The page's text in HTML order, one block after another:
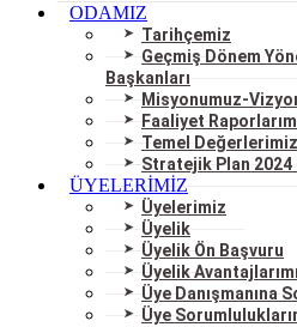
ODAMIZ
Tarihçemiz
Geçmiş Dönem
Başkanları
Misyonumuz-
Faaliyet
Temel Değerlerimiz
Stratejik Plan 2024
ÜYELERİMİZ
Üyelerimiz
Üyelik
Üyelik Ön Başvuru
Üyelik
Üye Danışmanına
Üye